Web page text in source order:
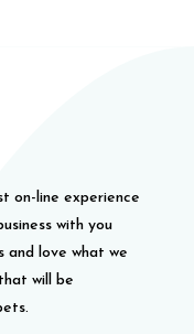
on-line experience
with you
and love what we
will be